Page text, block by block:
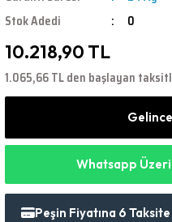
Stok Adedi
0
10.218,90 TL
1.065,66 TL den başlayan
Whatsapp
Peşin Fiyatına 6